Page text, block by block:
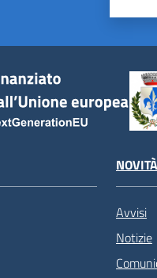
NOVITÀ
Avvisi
Notizie